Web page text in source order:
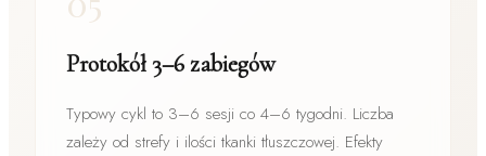
Protokół 3–6 zabiegów
Typowy cykl to 3–6 sesji co 4–6 tygodni. Liczba
zależy od strefy i ilości tkanki tłuszczowej. Efekty